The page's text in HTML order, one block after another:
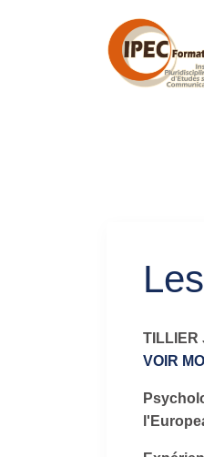
TILLIER
VOIR